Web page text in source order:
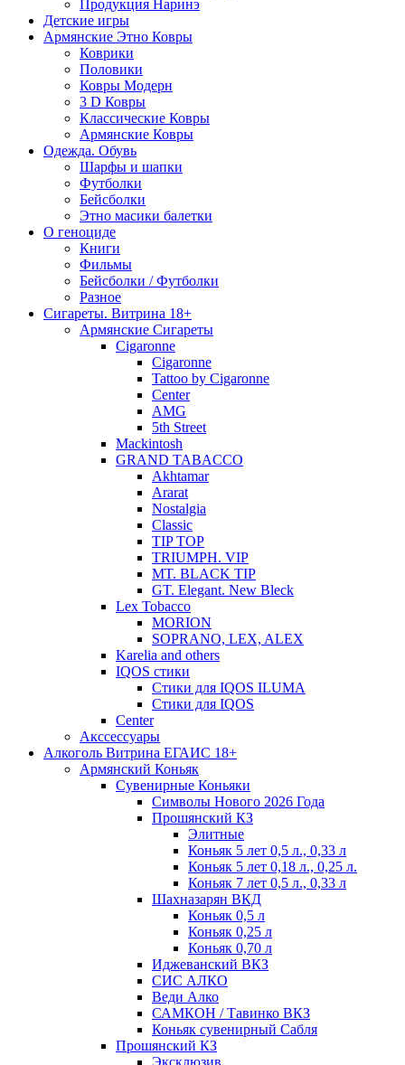
Продукция Наринэ
Детские игры
Армянские Этно Ковры
Коврики
Половики
Ковры Модерн
3 D Ковры
Классические Ковры
Армянские Ковры
Одежда. Обувь
Шарфы и шапки
Футболки
Бейсболки
Этно масики балетки
О геноциде
Книги
Фильмы
Бейсболки / Футболки
Разное
Сигареты. Витрина 18+
Армянские Сигареты
Cigaronne
Cigaronne
Tattoo by Cigaronne
Center
AMG
5th Street
Mackintosh
GRAND TABACCO
Akhtamar
Ararat
Nostalgia
Classic
TIP TOP
TRIUMPH. VIP
MT. BLACK TIP
GT. Elegant. New Bleck
Lex Tobacco
MORION
SOPRANO, LEX, ALEX
Karelia and others
IQOS стики
Стики для IQOS ILUMA
Стики для IQOS
Сenter
Акссессуары
Алкоголь Витрина ЕГАИС 18+
Армянский Коньяк
Сувенирные Коньяки
Символы Нового 2026 Года
Прошянский КЗ
Элитные
Коньяк 5 лет 0,5 л., 0,33 л
Коньяк 5 лет 0,18 л., 0,25 л.
Коньяк 7 лет 0,5 л., 0,33 л
Шахназарян ВКД
Коньяк 0,5 л
Коньяк 0,25 л
Коньяк 0,70 л
Иджеванский ВКЗ
СИС АЛКО
Веди Алко
САМКОН / Тавинко ВКЗ
Коньяк сувенирный Сабля
Прошянский КЗ
Эксклюзив